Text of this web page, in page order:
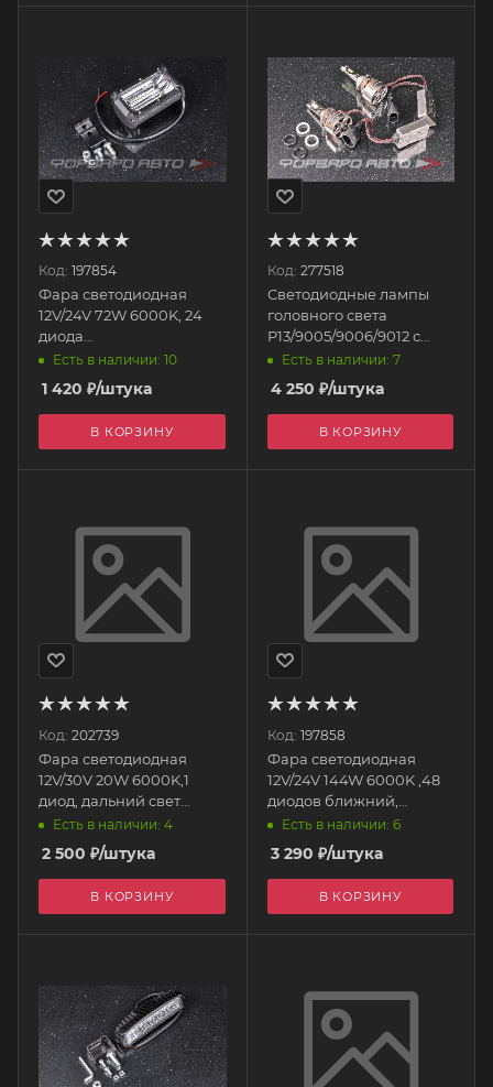
Код: 197854
Фара светодиодная
12V/24V 72W 6000K, 24
диода
ближний,130*75*60 мм
прямоугольная
S07201055 SKYWAY
Есть в наличии: 10
1 420 ₽/штука
В КОРЗИНУ
Код: 277518
Светодиодные лампы
головного света
P13/9005/9006/9012 с
вентилятором 12V 100W
11000Lm 5500K P13/HB3
12V AOZOOM
Есть в наличии: 7
4 250 ₽/штука
В КОРЗИНУ
Код: 202739
Фара светодиодная
12V/30V 20W 6000K,1
диод, дальний свет
98*98*80мм круглая
S07201113 SKYWAY
Есть в наличии: 4
2 500 ₽/штука
В КОРЗИНУ
Код: 197858
Фара светодиодная
12V/24V 144W 6000K ,48
диодов ближний,
240*70*60 мм
прямоугольная
S07201056 SKYWAY
Есть в наличии: 6
3 290 ₽/штука
В КОРЗИНУ